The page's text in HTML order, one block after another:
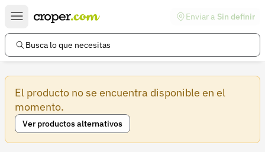
Enviar a Sin definir
Busca lo que necesitas
El producto no se encuentra disponible en el
momento.
Ver productos alternativos
Enlaces de interés
Preguntas frecuentes
Ayuda
Información legal
Términos y condiciones